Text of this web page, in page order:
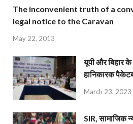
The inconvenient truth of a
legal notice to the Caravan
May 22, 2013
यूपी और बिहार के
हानिकारक
March 23, 2023
SIR, सामाजिक